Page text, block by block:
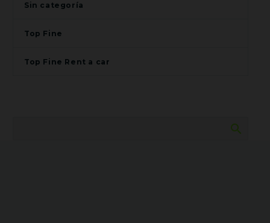
Sin categoría
Top Fine
Top Fine Rent a car